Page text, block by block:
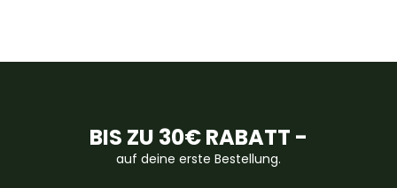
BIS ZU 30€ RABATT -
auf deine erste Bestellung.